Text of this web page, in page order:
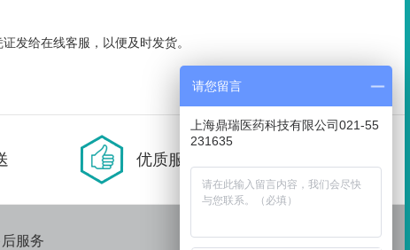
发给在线客服，以便及时发货。
优质服务 售后无忧
服务
请您留言
上海鼎瑞医药科技有限公司021-55
231635